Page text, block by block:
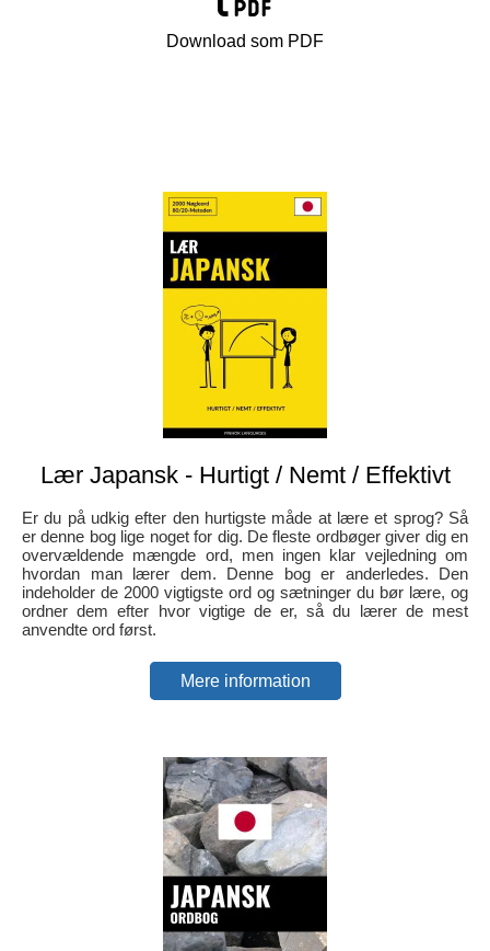
Download som PDF
Lær Japansk - Hurtigt / Nemt / Effektivt
Er du på udkig efter den hurtigste måde at lære et sprog? Så
er denne bog lige noget for dig. De fleste ordbøger giver dig en
overvældende mængde ord, men ingen klar vejledning om
hvordan man lærer dem. Denne bog er anderledes. Den
indeholder de 2000 vigtigste ord og sætninger du bør lære, og
ordner dem efter hvor vigtige de er, så du lærer de mest
anvendte ord først.
Mere information